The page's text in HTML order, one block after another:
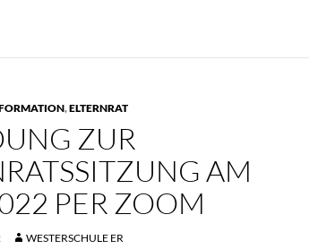
,ELTERNRAT
ZUR
AM
PER ZOOM
WESTERSCHULE ER